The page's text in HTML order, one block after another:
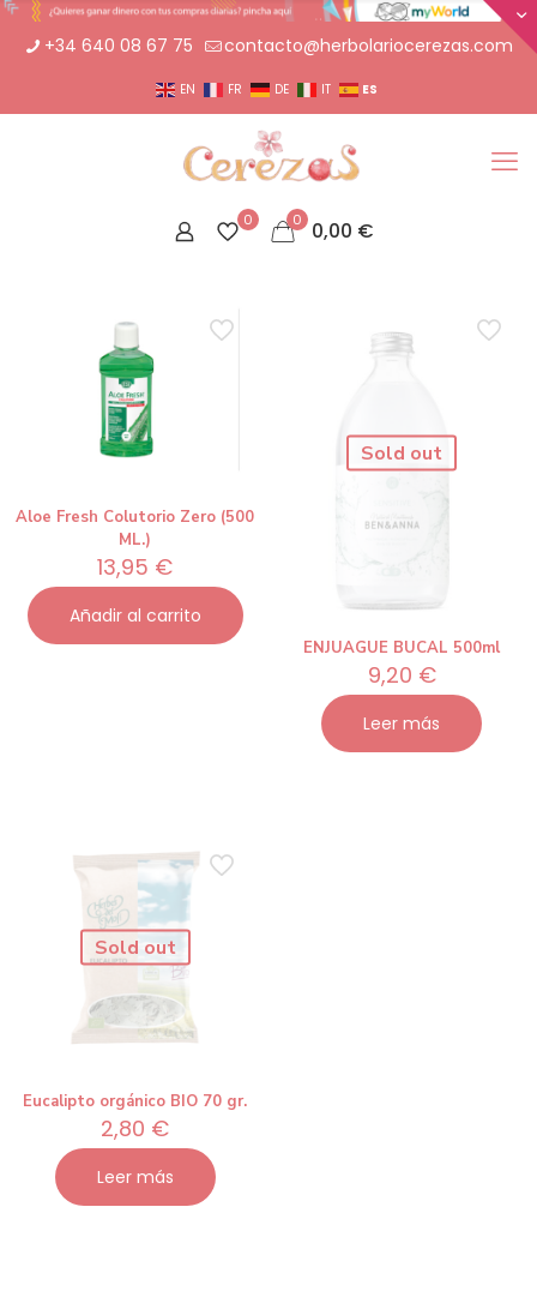
+34 640 08 67 75 contacto@herbolariocerezas.com
EN FR DE IT ES
0 0 0,00 €
Aloe Fresh Colutorio Zero (500
ML.)
13,95 €
Añadir al carrito
Sold out
ENJUAGUE BUCAL 500ml
9,20 €
Leer más
Sold out
Eucalipto orgánico BIO 70 gr.
2,80 €
Leer más